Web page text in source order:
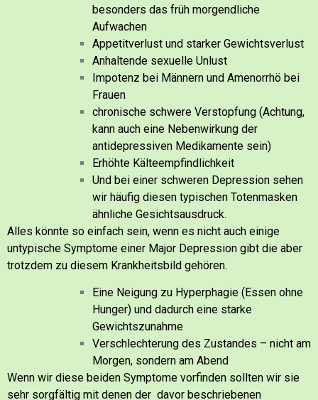
besonders das früh morgendliche
Aufwachen
Appetitverlust und starker Gewichtsverlust
Anhaltende sexuelle Unlust
Impotenz bei Männern und Amenorrhö bei
Frauen
chronische schwere Verstopfung (Achtung,
kann auch eine Nebenwirkung der
antidepressiven Medikamente sein)
Erhöhte Kälteempfindlichkeit
Und bei einer schweren Depression sehen
wir häufig diesen typischen Totenmasken
ähnliche Gesichtsausdruck.
Alles könnte so einfach sein, wenn es nicht auch einige
untypische Symptome einer Major Depression gibt die aber
trotzdem zu diesem Krankheitsbild gehören.
Eine Neigung zu Hyperphagie (Essen ohne
Hunger) und dadurch eine starke
Gewichtszunahme
Verschlechterung des Zustandes – nicht am
Morgen, sondern am Abend
Wenn wir diese beiden Symptome vorfinden sollten wir sie
sehr sorgfältig mit denen der davor beschriebenen